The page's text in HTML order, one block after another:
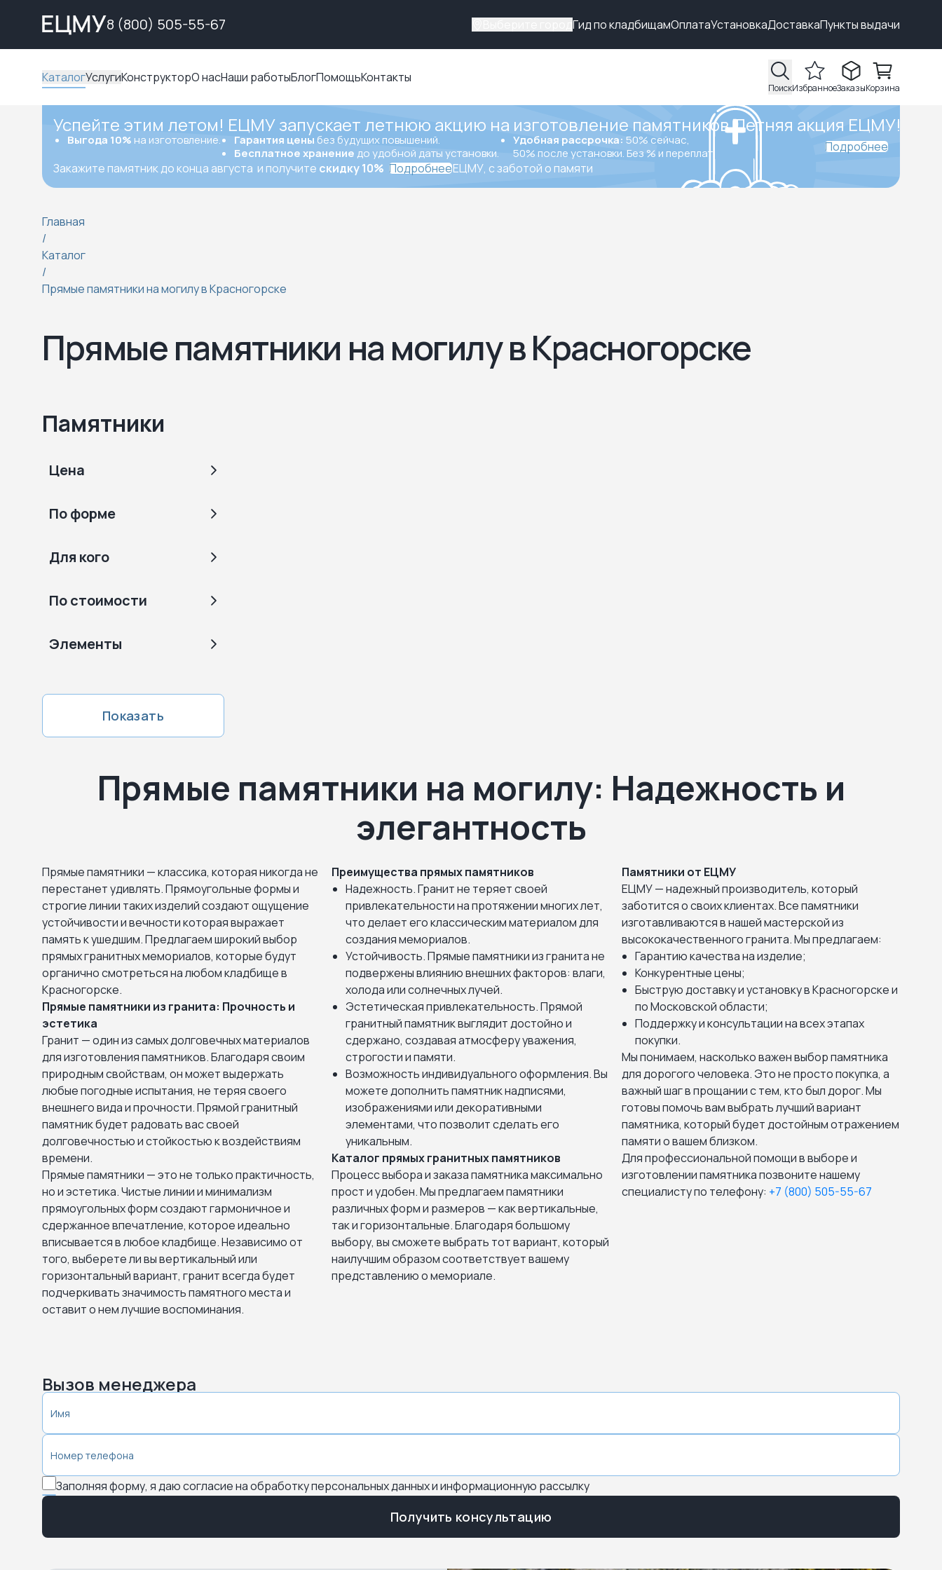
8 (800) 505-55-67 Гид по кладбищамОплатаУстановкаДоставкаПункты выдачи
КаталогУслугиКонструкторО насНаши работыБлогПомощьКонтакты
ПоискИзбранноеЗаказыКорзина
Успейте этим летом! ЕЦМУ запускает летнюю акцию на изготовление памятников.Летняя акция ЕЦМУ!
Выгода 10% на изготовление. Гарантия цены без будущих повышений.
Бесплатное хранение до удобной даты установки.
Удобная рассрочка: 50% сейчас,
50% после установки. Без % и переплат.
Закажите памятник до конца августа и получите скидку 10% ПодробнееЕЦМУ, с заботой о памяти
Подробнее
Главная
/
Каталог
/
Прямые памятники на могилу в Красногорске
Прямые памятники на могилу в Красногорске
Памятники
Цена
По форме
Для кого
По стоимости
Элементы
Показать
Прямые памятники на могилу: Надежность и
элегантность
Прямые памятники — классика, которая никогда не
перестанет удивлять. Прямоугольные формы и
строгие линии таких изделий создают ощущение
устойчивости и вечности которая выражает
память к ушедшим. Предлагаем широкий выбор
прямых гранитных мемориалов, которые будут
органично смотреться на любом кладбище в
Красногорске.
Прямые памятники из гранита: Прочность и
эстетика
Гранит — один из самых долговечных материалов
для изготовления памятников. Благодаря своим
природным свойствам, он может выдержать
любые погодные испытания, не теряя своего
внешнего вида и прочности. Прямой гранитный
памятник будет радовать вас своей
долговечностью и стойкостью к воздействиям
времени.
Прямые памятники — это не только практичность,
но и эстетика. Чистые линии и минимализм
прямоугольных форм создают гармоничное и
сдержанное впечатление, которое идеально
вписывается в любое кладбище. Независимо от
того, выберете ли вы вертикальный или
горизонтальный вариант, гранит всегда будет
подчеркивать значимость памятного места и
оставит о нем лучшие воспоминания.
Преимущества прямых памятников
Надежность. Гранит не теряет своей
привлекательности на протяжении многих лет,
что делает его классическим материалом для
создания мемориалов.
Устойчивость. Прямые памятники из гранита не
подвержены влиянию внешних факторов: влаги,
холода или солнечных лучей.
Эстетическая привлекательность. Прямой
гранитный памятник выглядит достойно и
сдержано, создавая атмосферу уважения,
строгости и памяти.
Возможность индивидуального оформления. Вы
можете дополнить памятник надписями,
изображениями или декоративными
элементами, что позволит сделать его
уникальным.
Каталог прямых гранитных памятников
Процесс выбора и заказа памятника максимально
прост и удобен. Мы предлагаем памятники
различных форм и размеров — как вертикальные,
так и горизонтальные. Благодаря большому
выбору, вы сможете выбрать тот вариант, который
наилучшим образом соответствует вашему
представлению о мемориале.
Памятники от ЕЦМУ
ЕЦМУ — надежный производитель, который
заботится о своих клиентах. Все памятники
изготавливаются в нашей мастерской из
высококачественного гранита. Мы предлагаем:
Гарантию качества на изделие;
Конкурентные цены;
Быструю доставку и установку в Красногорске и
по Московской области;
Поддержку и консультации на всех этапах
покупки.
Мы понимаем, насколько важен выбор памятника
для дорогого человека. Это не просто покупка, а
важный шаг в прощании с тем, кто был дорог. Мы
готовы помочь вам выбрать лучший вариант
памятника, который будет достойным отражением
памяти о вашем близком.
Для профессиональной помощи в выборе и
изготовлении памятника позвоните нашему
специалисту по телефону: +7 (800) 505-55-67
Вызов менеджера
Заполняя форму, я даю согласие на обработку персональных данных и информационную рассылку
Получить консультацию